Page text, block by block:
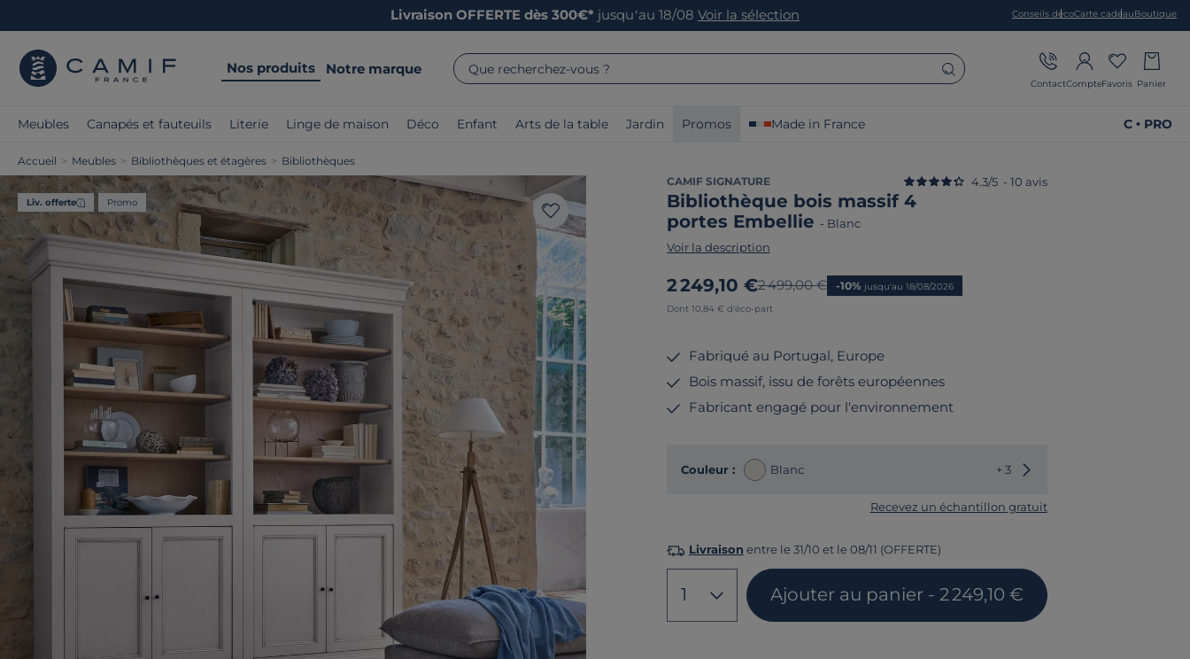
Livraison OFFERTE dès 300€* jusqu’au 18/08 Voir la sélection Conseils décoCarte cadeauBoutique
Nos produits Notre marque Que recherchez-vous ?
ContactCompteFavoris Panier
Meubles Canapés et fauteuils Literie Linge de maison Déco Enfant Arts de la table Jardin Promos Made in France C • PRO
Accueil > Meubles > Bibliothèques et étagères > Bibliothèques
Liv. offerte Promo
CAMIF SIGNATURE
Bibliothèque bois massif 4
portes Embellie - Blanc
4.3/5 - 10 avis
Voir la description
Nouveau prix
2 249,10 €Ancien prix
2 499,00 € -10% jusqu'au 18/08/2026
Dont 10,84 € d'éco-part
Fabriqué au Portugal, Europe
Bois massif, issu de forêts européennes
Fabricant engagé pour l'environnement
Couleur : Blanc + 3 Choisir une autre couleur
Recevez un échantillon gratuit
Livraison entre le 31/10 et le 08/11 (OFFERTE)
1 Ajouter au panier - 2 249,10 €